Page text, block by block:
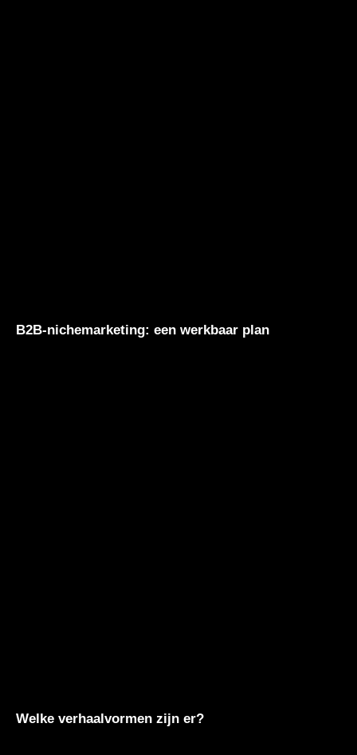
B2B-nichemarketing: een werkbaar plan
Welke verhaalvormen zijn er?